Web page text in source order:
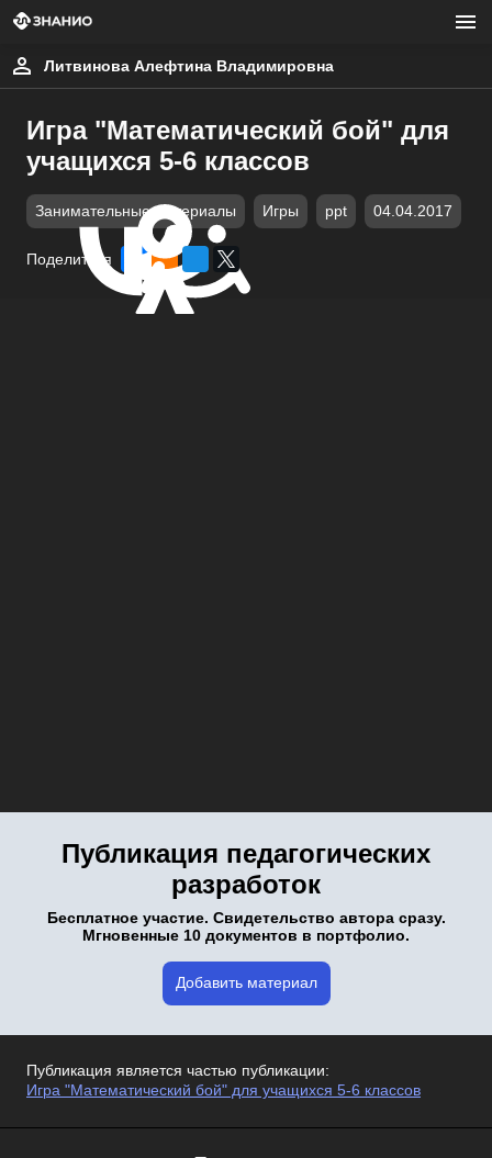
Литвинова Алефтина Владимировна
Игра "Математический бой" для
учащихся 5-6 классов
Занимательные материалы Игры ppt 04.04.2017
Поделиться
Публикация педагогических
разработок
Бесплатное участие. Свидетельство автора сразу.
Мгновенные 10 документов в портфолио.
Добавить материал
Публикация является частью публикации:
Игра "Математический бой" для учащихся 5-6 классов